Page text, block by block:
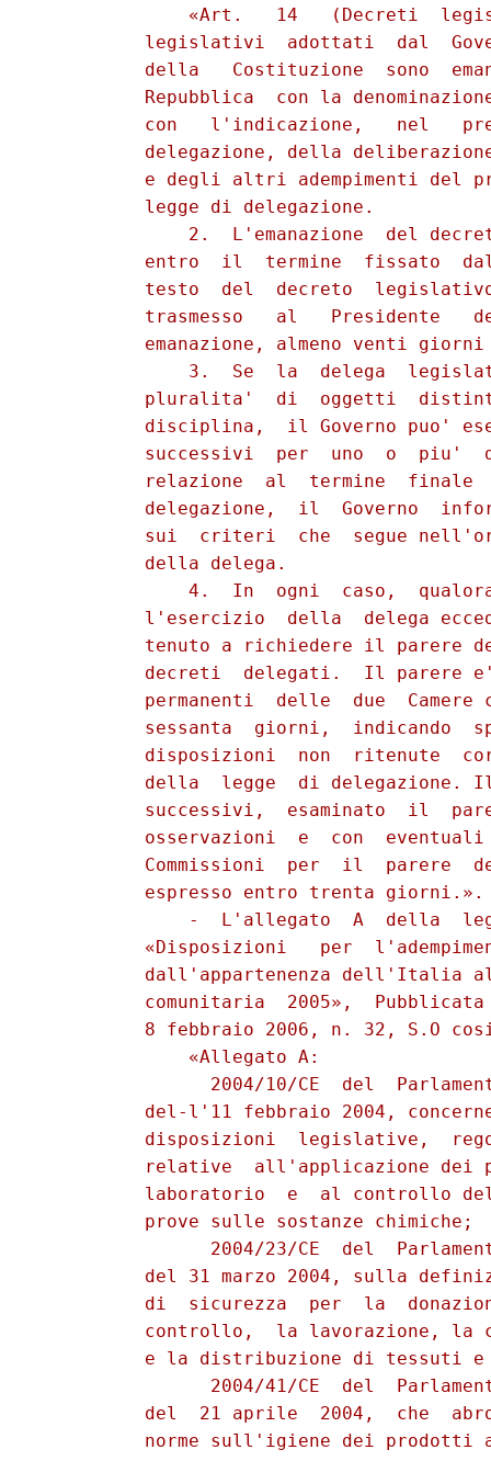
«Art.   14   (Decreti
legislativi  adottati  dal
della   Costituzione  sono
Repubblica  con la
con   l'indicazione,   nel
delegazione, della
e degli altri adempimenti del
          legge di delegazione.
2.  L'emanazione  del
entro  il  termine  fissato
testo  del  decreto
trasmesso   al   Presidente
emanazione, almeno venti
3.  Se  la  delega
pluralita'  di  oggetti
disciplina,  il Governo puo'
successivi  per  uno  o  piu'
relazione  al  termine  finale
delegazione,  il  Governo
sui  criteri  che  segue
          della delega.
4.  In  ogni  caso,
l'esercizio  della  delega
tenuto a richiedere il parere
decreti  delegati.  Il parere
permanenti  delle  due  Camere
sessanta  giorni,  indicando
disposizioni  non  ritenute
della  legge  di delegazione.
successivi,  esaminato  il
osservazioni  e  con
Commissioni  per  il  parere
          espresso entro trenta giorni.».
-  L'allegato  A  della
«Disposizioni   per
dall'appartenenza dell'Italia
comunitaria  2005»,
8 febbraio 2006, n. 32, S.O
              «Allegato A:
2004/10/CE  del
del-l'11 febbraio 2004,
disposizioni  legislative,
relative  all'applicazione dei
laboratorio  e  al controllo
          prove sulle sostanze chimiche;
2004/23/CE  del
del 31 marzo 2004, sulla
di  sicurezza  per  la
controllo,  la lavorazione, la
e la distribuzione di tessuti
2004/41/CE  del
del  21 aprile  2004,  che
norme sull'igiene dei prodotti